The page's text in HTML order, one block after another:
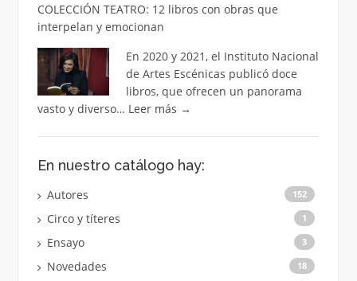
COLECCIÓN TEATRO: 12 libros con obras que
interpelan y emocionan
En 2020 y 2021, el Instituto Nacional
de Artes Escénicas publicó doce
libros, que ofrecen un panorama
vasto y diverso… Leer más →
En nuestro catálogo hay:
Autores 152
Circo y títeres 1
Ensayo 3
Novedades 18